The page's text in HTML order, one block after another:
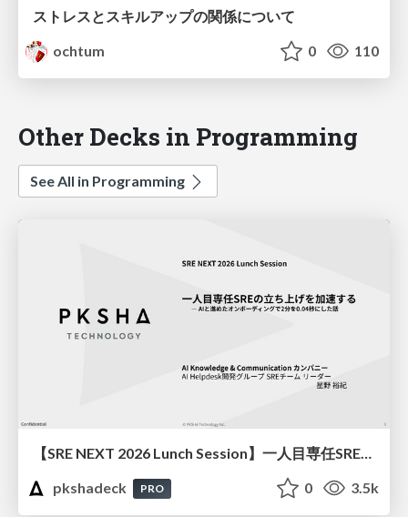
ストレスとスキルアップの関係について
ochtum
0 110
Other Decks in Programming
See All in Programming
pkshadeck
PRO 0 3.5k